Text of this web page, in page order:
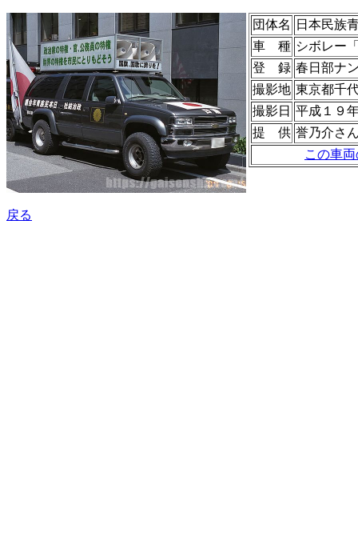
団体名
日本民族
車 種 シボレー
登 録 春日部ナ
撮影地 東京都千
撮影日 平成１９
提 供 誉乃介さ
この車
戻る